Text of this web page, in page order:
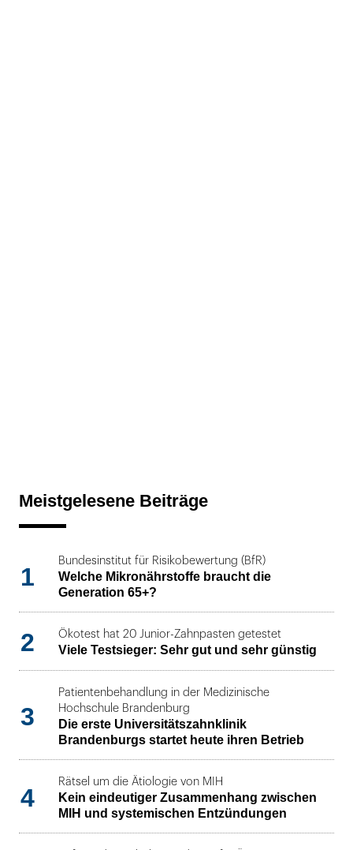
Meistgelesene Beiträge
1
Bundesinstitut für Risikobewertung (BfR)
Welche Mikronährstoffe braucht die
Generation 65+?
2 Ökotest hat 20 Junior-Zahnpasten getestet
Viele Testsieger: Sehr gut und sehr günstig
3
Patientenbehandlung in der Medizinische
Hochschule Brandenburg
Die erste Universitätszahnklinik
Brandenburgs startet heute ihren Betrieb
4
Rätsel um die Ätiologie von MIH
Kein eindeutiger Zusammenhang zwischen
MIH und systemischen Entzündungen